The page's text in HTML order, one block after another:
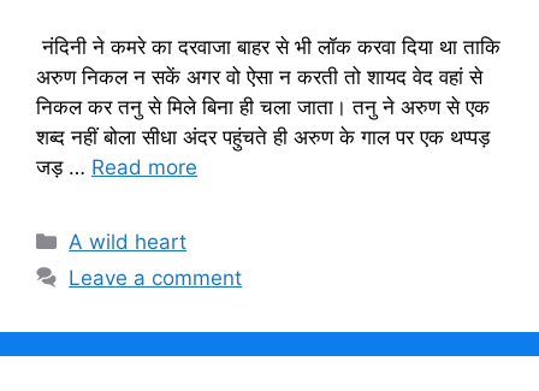
नंदिनी ने कमरे का दरवाजा बाहर से भी लॉक करवा दिया था ताकि
अरुण निकल न सकें अगर वो ऐसा न करती तो शायद वेद वहां से
निकल कर तनु से मिले बिना ही चला जाता। तनु ने अरुण से एक
शब्द नहीं बोला सीधा अंदर पहुंचते ही अरुण के गाल पर एक थप्पड़
जड़ … Read more
Categories
A wild heart
Leave a comment